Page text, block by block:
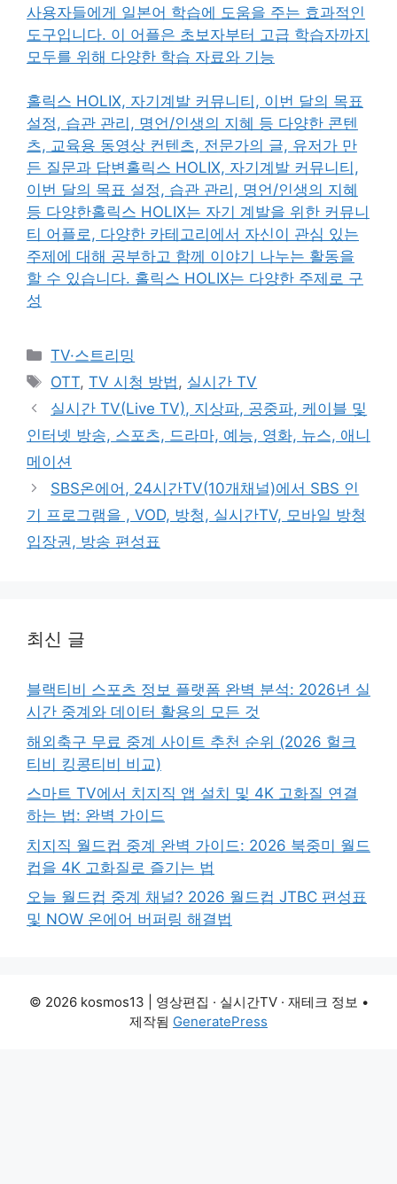
사용자들에게 일본어 학습에 도움을 주는 효과적인
도구입니다. 이 어플은 초보자부터 고급 학습자까지
모두를 위해 다양한 학습 자료와 기능
홀릭스 HOLIX, 자기계발 커뮤니티, 이번 달의 목표
설정, 습관 관리, 명언/인생의 지혜 등 다양한 콘텐
츠, 교육용 동영상 컨텐츠, 전문가의 글, 유저가 만
든 질문과 답변홀릭스 HOLIX, 자기계발 커뮤니티,
이번 달의 목표 설정, 습관 관리, 명언/인생의 지혜
등 다양한홀릭스 HOLIX는 자기 계발을 위한 커뮤니
티 어플로, 다양한 카테고리에서 자신이 관심 있는
주제에 대해 공부하고 함께 이야기 나누는 활동을
할 수 있습니다. 홀릭스 HOLIX는 다양한 주제로 구
성
카
테
리
TV·스트리밍
태
그
OTT,TV 시청 방법, 실시간 TV
실시간 TV(Live TV), 지상파, 공중파, 케이블 및
인터넷 방송, 스포츠, 드라마, 예능, 영화, 뉴스, 애니
메이션
SBS온에어, 24시간TV(10개채널)에서 SBS 인
기 프로그램을 , VOD, 방청, 실시간TV, 모바일 방청
입장권, 방송 편성표
최신 글
블랙티비 스포츠 정보 플랫폼 완벽 분석: 2026년 실
시간 중계와 데이터 활용의 모든 것
해외축구 무료 중계 사이트 추천 순위 (2026 헐크
티비 킹콩티비 비교)
스마트 TV에서 치지직 앱 설치 및 4K 고화질 연결
하는 법: 완벽 가이드
치지직 월드컵 중계 완벽 가이드: 2026 북중미 월드
컵을 4K 고화질로 즐기는 법
오늘 월드컵 중계 채널? 2026 월드컵 JTBC 편성표
및 NOW 온에어 버퍼링 해결법
© 2026 kosmos13 | 영상편집 · 실시간TV · 재테크 정보 •
제작됨 GeneratePress